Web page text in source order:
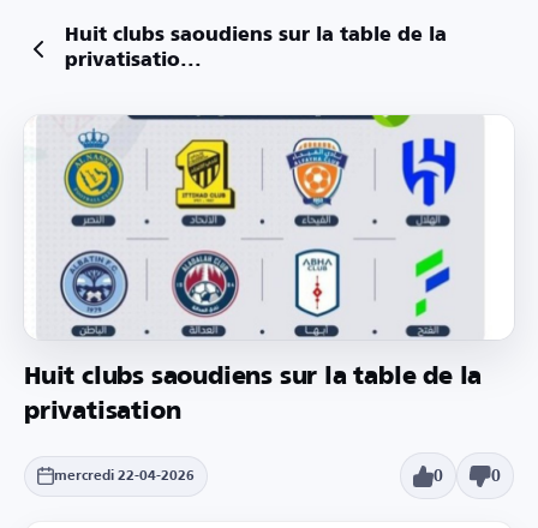
Huit clubs saoudiens sur la table de la
privatisatio...
Huit clubs saoudiens sur la table de la
privatisation
mercredi 22-04-2026 0 0